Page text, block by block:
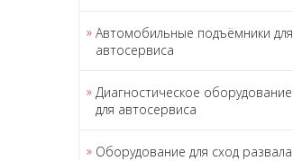
Автомобильные подъёмники для
автосервиса
Диагностическое оборудование
для автосервиса
Оборудование для сход развала